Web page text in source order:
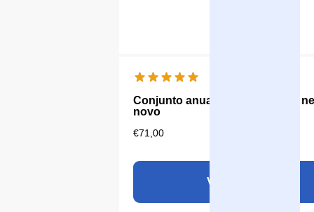
Conjunto anual Aqualine 18 pH
novo
€71,00
Ver produto